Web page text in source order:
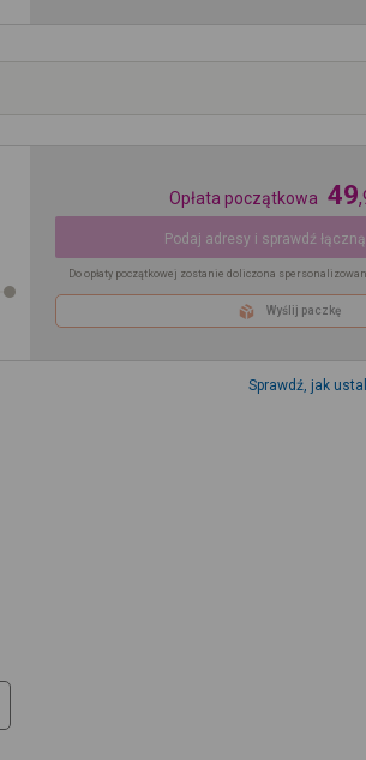
Opłata początkowa 49,
Podaj adresy i sprawdź
Do opłaty początkowej zostanie doliczona
Wyślij paczkę
Sprawdź, jak